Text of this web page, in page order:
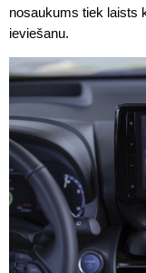
nosaukums tiek laists
ieviešanu.